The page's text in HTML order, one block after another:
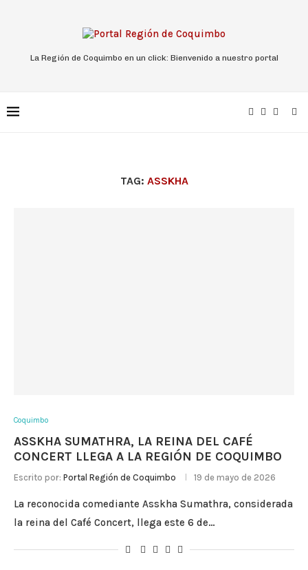
La Región de Coquimbo en un click: Bienvenido a nuestro portal
TAG: ASSKHA
Coquimbo
ASSKHA SUMATHRA, LA REINA DEL CAFÉ
CONCERT LLEGA A LA REGIÓN DE COQUIMBO
Escrito por: Portal Región de Coquimbo 19 de mayo de 2026
La reconocida comediante Asskha Sumathra, considerada
la reina del Café Concert, llega este 6 de…